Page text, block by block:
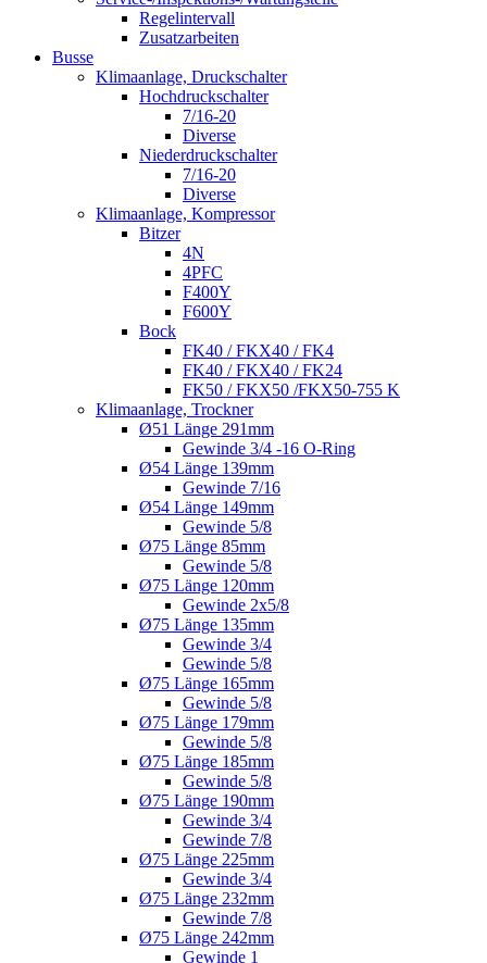
Regelintervall
Zusatzarbeiten
Busse
Klimaanlage, Druckschalter
Hochdruckschalter
7/16-20
Diverse
Niederdruckschalter
7/16-20
Diverse
Klimaanlage, Kompressor
Bitzer
4N
4PFC
F400Y
F600Y
Bock
FK40 / FKX40 / FK4
FK40 / FKX40 / FK24
FK50 / FKX50 /FKX50-755 K
Klimaanlage, Trockner
Ø51 Länge 291mm
Gewinde 3/4 -16 O-Ring
Ø54 Länge 139mm
Gewinde 7/16
Ø54 Länge 149mm
Gewinde 5/8
Ø75 Länge 85mm
Gewinde 5/8
Ø75 Länge 120mm
Gewinde 2x5/8
Ø75 Länge 135mm
Gewinde 3/4
Gewinde 5/8
Ø75 Länge 165mm
Gewinde 5/8
Ø75 Länge 179mm
Gewinde 5/8
Ø75 Länge 185mm
Gewinde 5/8
Ø75 Länge 190mm
Gewinde 3/4
Gewinde 7/8
Ø75 Länge 225mm
Gewinde 3/4
Ø75 Länge 232mm
Gewinde 7/8
Ø75 Länge 242mm
Gewinde 1